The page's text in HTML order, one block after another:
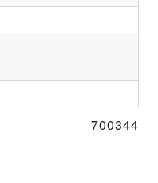
700344